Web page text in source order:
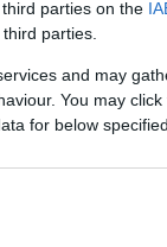
parties on the
parties.
and may
You may
for below
Az